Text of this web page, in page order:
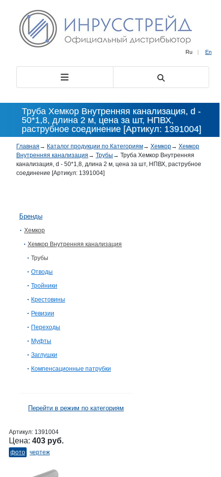
Ru | En
Труба Хемкор Внутренняя канализация, d -
50*1,8, длина 2 м, цена за шт, НПВХ,
раструбное соединение [Артикул: 1391004]
Главная → Каталог продукции по Категориям→ Хемкор→ Хемкор
Внутренняя канализация → Трубы → Труба Хемкор Внутренняя
канализация, d - 50*1,8, длина 2 м, цена за шт, НПВХ, раструбное
соединение [Артикул: 1391004]
Бренды
Хемкор
Хемкор Внутренняя канализация
Трубы
Отводы
Тройники
Крестовины
Ревизии
Переходы
Муфты
Заглушки
Компенсационные патрубки
Перейти в режим по категориям
Артикул: 1391004
Цена: 403 руб.
фото чертеж